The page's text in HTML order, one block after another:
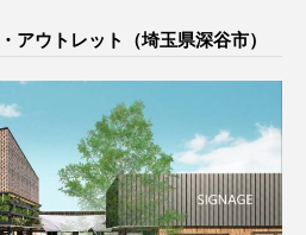
アウトレット（埼玉県深谷市）